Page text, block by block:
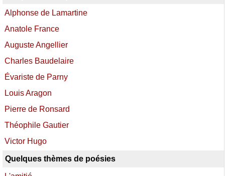
Alphonse de Lamartine
Anatole France
Auguste Angellier
Charles Baudelaire
Évariste de Parny
Louis Aragon
Pierre de Ronsard
Théophile Gautier
Victor Hugo
Quelques thèmes de poésies